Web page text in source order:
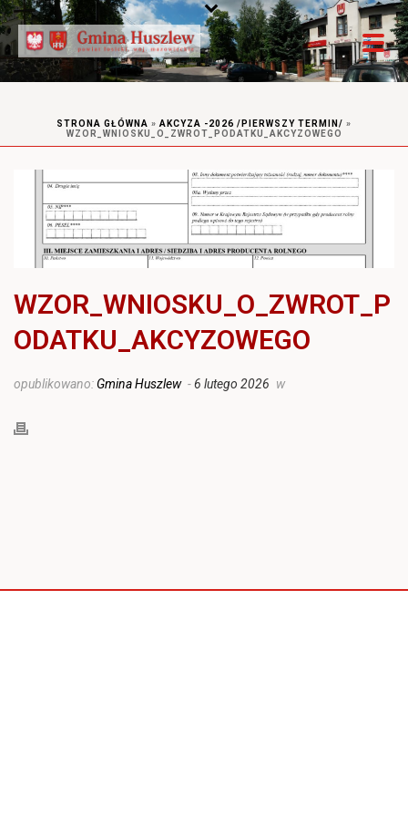
STRONA GŁÓWNA » AKCYZA -2026 /PIERWSZY TERMIN/ »
WZOR_WNIOSKU_O_ZWROT_PODATKU_AKCYZOWEGO
WZOR_WNIOSKU_O_ZWROT_P
ODATKU_AKCYZOWEGO
opublikowano: Gmina Huszlew -6 lutego 2026 w